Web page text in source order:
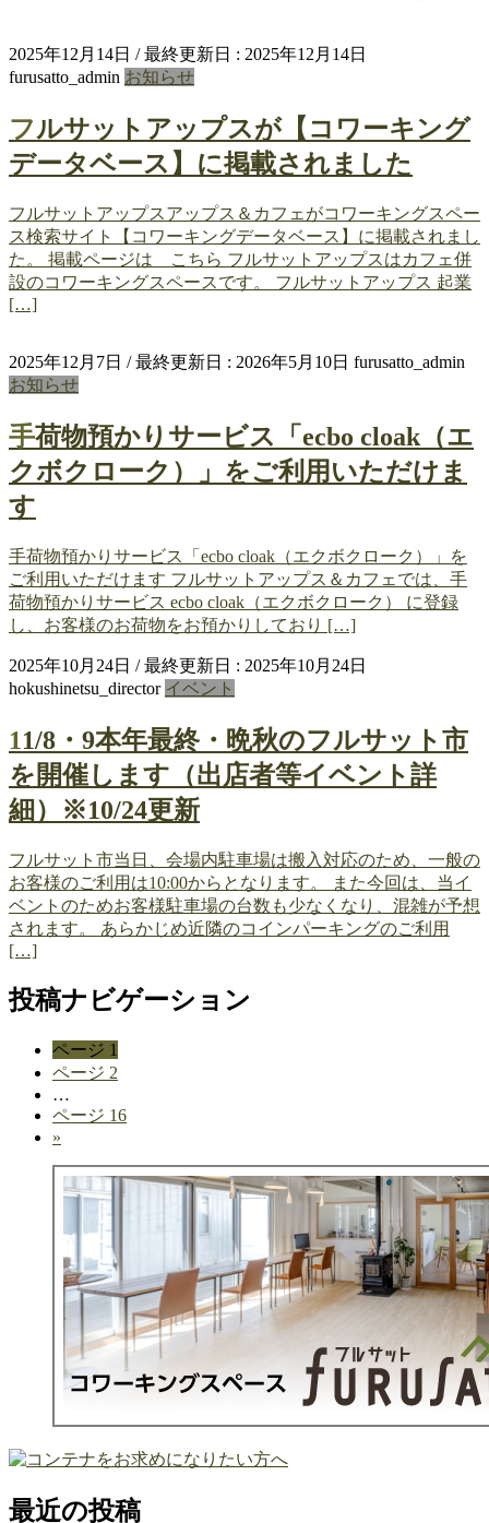
2025年12月14日 / 最終更新日 : 2025年12月14日
furusatto_admin お知らせ
フルサットアップスが【コワーキング
データベース】に掲載されました
フルサットアップスアップス＆カフェがコワーキングスペー
ス検索サイト【コワーキングデータベース】に掲載されまし
た。 掲載ページは こちら フルサットアップスはカフェ併
設のコワーキングスペースです。 フルサットアップス 起業
[…]
2025年12月7日 / 最終更新日 : 2026年5月10日 furusatto_admin
お知らせ
手荷物預かりサービス「ecbo cloak（エ
クボクローク）」をご利用いただけま
す
手荷物預かりサービス「ecbo cloak（エクボクローク）」を
ご利用いただけます フルサットアップス＆カフェでは、手
荷物預かりサービス ecbo cloak（エクボクローク） に登録
し、お客様のお荷物をお預かりしており […]
2025年10月24日 / 最終更新日 : 2025年10月24日
hokushinetsu_director イベント
11/8・9本年最終・晩秋のフルサット市
を開催します（出店者等イベント詳
細）※10/24更新
フルサット市当日、会場内駐車場は搬入対応のため、一般の
お客様のご利用は10:00からとなります。 また今回は、当イ
ベントのためお客様駐車場の台数も少なくなり、混雑が予想
されます。 あらかじめ近隣のコインパーキングのご利用
[…]
投稿ナビゲーション
ページ 1
ページ 2
…
ページ 16
»
最近の投稿